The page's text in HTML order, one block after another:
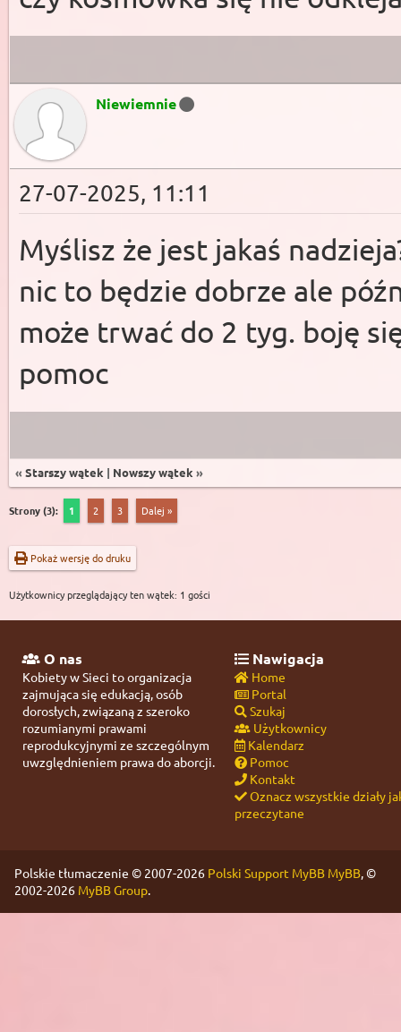
Niewiemnie
27-07-2025, 11:11
Myślisz że jest jakaś
nic to będzie dobrze ale
może trwać do 2 tyg. boję
pomoc
« Starszy wątek | Nowszy wątek »
Strony (3): 1 2 3 Dalej »
Pokaż wersję do druku
Użytkownicy przeglądający ten wątek: 1 gości
O nas
Kobiety w Sieci to organizacja
zajmująca się edukacją, osób
dorosłych, związaną z szeroko
rozumianymi prawami
reprodukcyjnymi ze szczególnym
uwzględnieniem prawa do aborcji.
Nawigacja
Home
Portal
Szukaj
Użytkownicy
Kalendarz
Pomoc
Kontakt
Oznacz wszystkie działy
przeczytane
Polskie tłumaczenie © 2007-2026 Polski Support MyBB MyBB, ©
2002-2026 MyBB Group.